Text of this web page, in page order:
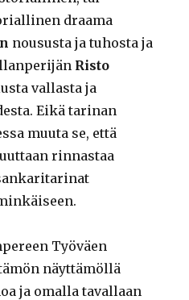
draama
noususta ja tuhosta ja
Risto
vallasta ja
Eikä tarinan
muuta se, että
rinnastaa
Työväen
näyttämöllä
ja omalla tavallaan